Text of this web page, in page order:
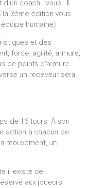
coach : vous ! Il
3ème édition vous
humaine)
et des
force, agilité, armure,
de points d'armure
un receveur sera
de 16 tours. À son
action à chacun de
mouvement, un
il existe de
aux joueurs